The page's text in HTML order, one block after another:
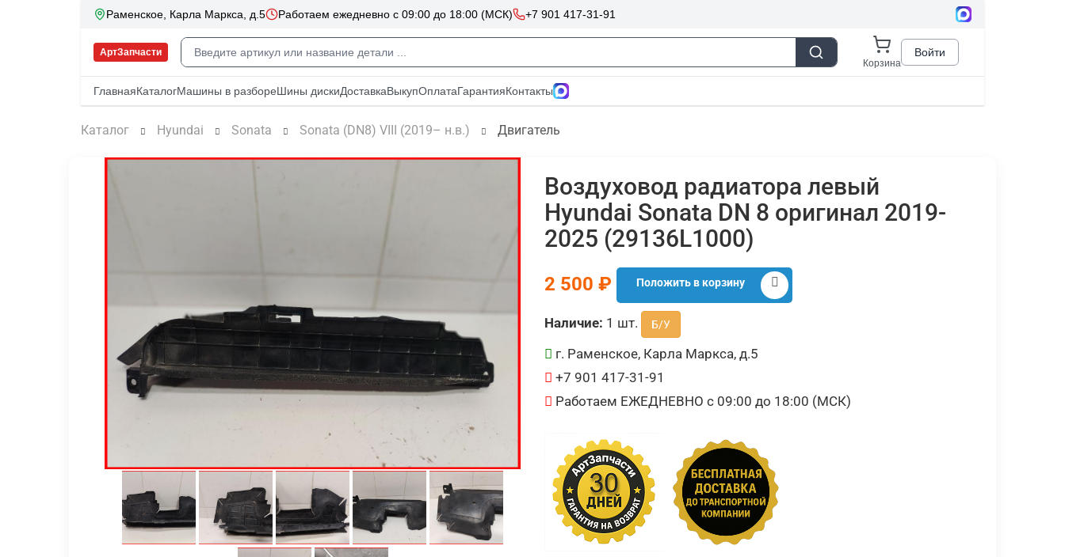
Каталог Hyundai Sonata Sonata (DN8) VIII (2019– н.в.) Двигатель
Воздуховод радиатора левый
Hyundai Sonata DN 8 оригинал 2019-
2025 (29136L1000)
2 500 ₽ Положить в корзину
Наличие: 1 шт. Б/У
г. Раменское, Карла Маркса, д.5
+7 901 417-31-91
Работаем ЕЖЕДНЕВНО с 09:00 до 18:00 (МСК)